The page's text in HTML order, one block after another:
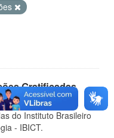
Gratificadas
os Cargos
do Instituto Brasileiro
- IBICT.